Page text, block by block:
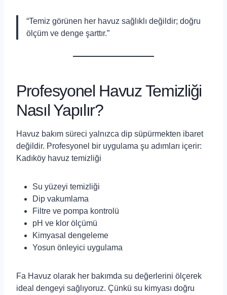
“Temiz görünen her havuz sağlıklı değildir; doğru
ölçüm ve denge şarttır.”
Profesyonel Havuz Temizliği
Nasıl Yapılır?
Havuz bakım süreci yalnızca dip süpürmekten ibaret
değildir. Profesyonel bir uygulama şu adımları içerir:
Kadıköy havuz temizliği
Su yüzeyi temizliği
Dip vakumlama
Filtre ve pompa kontrolü
pH ve klor ölçümü
Kimyasal dengeleme
Yosun önleyici uygulama
Fa Havuz olarak her bakımda su değerlerini ölçerek
ideal dengeyi sağlıyoruz. Çünkü su kimyası doğru